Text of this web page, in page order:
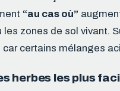
“au cas où”
les zones de sol vivant.
certains mélanges
herbes les plus